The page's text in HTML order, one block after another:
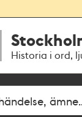
Historia i ord,